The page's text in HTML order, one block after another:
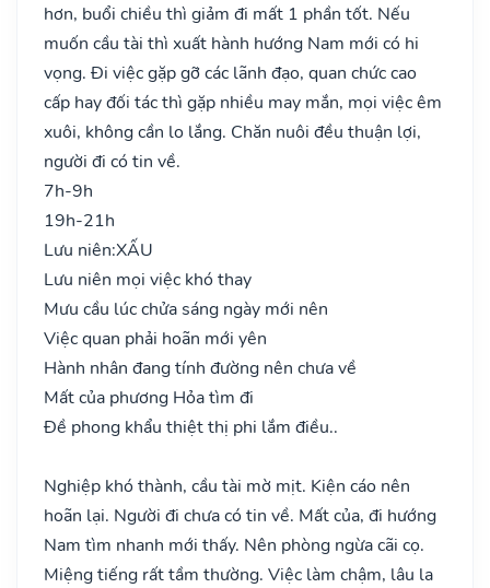
hơn, buổi chiều thì giảm đi mất 1 phần tốt. Nếu
muốn cầu tài thì xuất hành hướng Nam mới có hi
vọng. Đi việc gặp gỡ các lãnh đạo, quan chức cao
cấp hay đối tác thì gặp nhiều may mắn, mọi việc êm
xuôi, không cần lo lắng. Chăn nuôi đều thuận lợi,
người đi có tin về.
7h-9h
19h-21h
Lưu niên:XẤU
Lưu niên mọi việc khó thay
Mưu cầu lúc chửa sáng ngày mới nên
Việc quan phải hoãn mới yên
Hành nhân đang tính đường nên chưa về
Mất của phương Hỏa tìm đi
Đề phong khẩu thiệt thị phi lắm điều..
Nghiệp khó thành, cầu tài mờ mịt. Kiện cáo nên
hoãn lại. Người đi chưa có tin về. Mất của, đi hướng
Nam tìm nhanh mới thấy. Nên phòng ngừa cãi cọ.
Miệng tiếng rất tầm thường. Việc làm chậm, lâu la